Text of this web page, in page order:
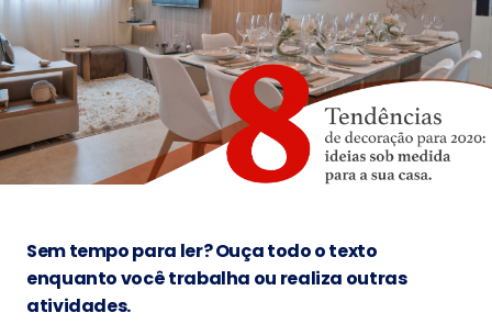
Sem tempo para ler? Ouça todo o texto
enquanto você trabalha ou realiza outras
atividades.